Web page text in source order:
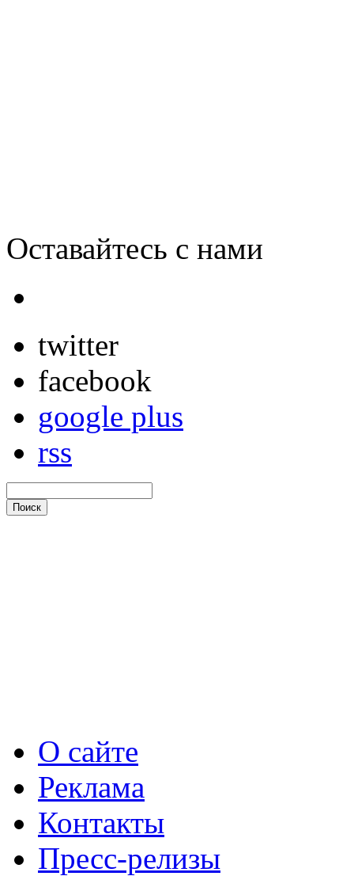
Оставайтесь с нами
twitter
facebook
google plus
rss
О сайте
Реклама
Контакты
Пресс-релизы